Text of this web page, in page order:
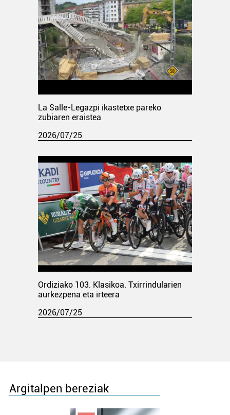
La Salle-Legazpi ikastetxe pareko
zubiaren eraistea
2026/07/25
Ordiziako 103. Klasikoa. Txirrindularien
aurkezpena eta irteera
2026/07/25
Argitalpen bereziak